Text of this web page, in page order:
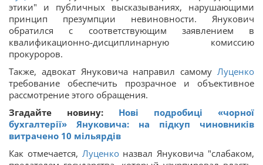
этики" и публичных высказываниях, нарушающими
принцип презумпции невиновности. Янукович
обратился с соответствующим заявлением в
квалификационно-дисциплинарную комиссию
прокуроров.
Также, адвокат Януковича направил самому Луценко
требование обеспечить прозрачное и объективное
рассмотрение этого обращения.
Згадайте новину: Нові подробиці «чорної
бухгалтерії» Януковича: на підкуп чиновників
витрачено 10 мільярдів
Как отмечается, Луценконазвал Януковича "слабаком,